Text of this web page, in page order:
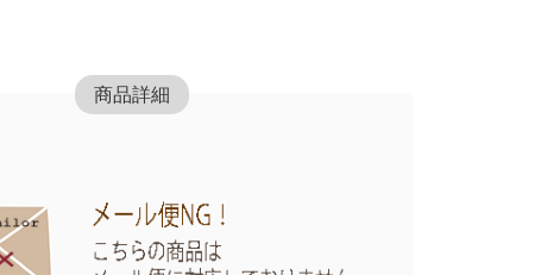
商品詳細